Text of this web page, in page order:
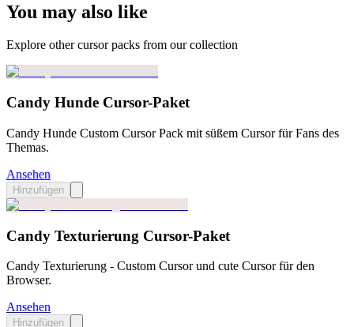
You may also like
Explore other cursor packs from our collection
Candy Hunde Cursor-Paket
Candy Hunde Custom Cursor Pack mit süßem Cursor für Fans des
Themas.
Ansehen
Hinzufügen
Candy Texturierung Cursor-Paket
Candy Texturierung - Custom Cursor und cute Cursor für den
Browser.
Ansehen
Hinzufügen